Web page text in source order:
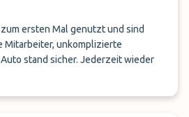
ersten Mal genutzt und sind
Mitarbeiter, unkomplizierte
stand sicher. Jederzeit wieder